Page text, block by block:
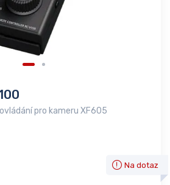
pro kameru XF605
Na dotaz